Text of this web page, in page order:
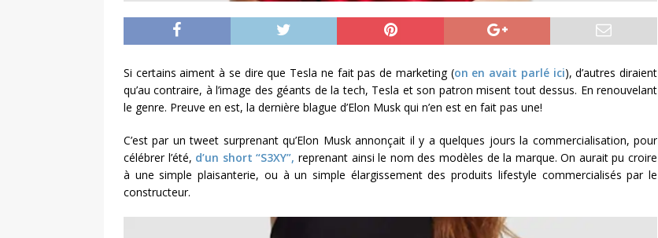
Si certains aiment à se dire que Tesla ne fait pas de marketing (on en avait parlé ici), d’autres diraient
qu’au contraire, à l’image des géants de la tech, Tesla et son patron misent tout dessus. En renouvelant
le genre. Preuve en est, la dernière blague d’Elon Musk qui n’en est en fait pas une!
C’est par un tweet surprenant qu’Elon Musk annonçait il y a quelques jours la commercialisation, pour
célébrer l’été, d’un short “S3XY”, reprenant ainsi le nom des modèles de la marque. On aurait pu croire
à une simple plaisanterie, ou à un simple élargissement des produits lifestyle commercialisés par le
constructeur.